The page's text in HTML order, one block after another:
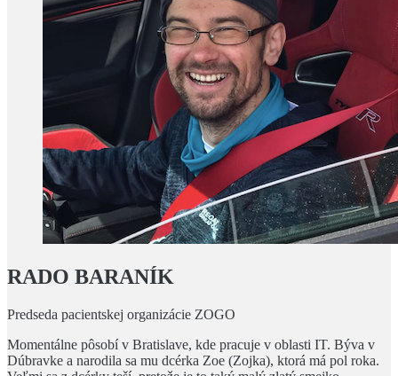
RADO BARANÍK
Predseda pacientskej organizácie ZOGO
Momentálne pôsobí v Bratislave, kde pracuje v oblasti IT. Býva v
Dúbravke a narodila sa mu dcérka Zoe (Zojka), ktorá má pol roka.